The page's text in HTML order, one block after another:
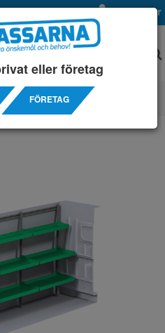
Mina sidor
/ JUMPER L3H2
eller företag
FÖRETAG